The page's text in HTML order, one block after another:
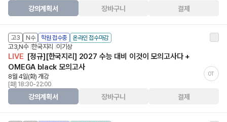
강의계획서 장바구니 결제
고3 N수 학원 접수중 온라인 접수마감
고3,N수 한국지리 이기상
LIVE [정규][한국지리] 2027 수능 대비 이것이 모의고사다 +
OMEGA black 모의고사
OT
8월 4일(화) 개강
[화] 18:30-22:00
강의계획서 장바구니 결제